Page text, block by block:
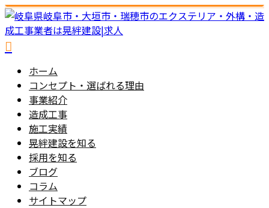
ホーム
コンセプト・選ばれる理由
事業紹介
造成工事
施工実績
晃絆建設を知る
採用を知る
ブログ
コラム
サイトマップ